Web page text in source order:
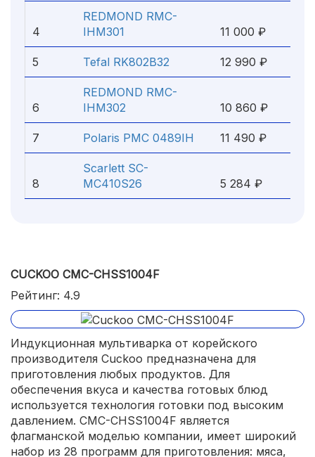
4
REDMOND RMC-
IHM301
11 000 ₽
5 Tefal RK802B32 12 990 ₽
6
REDMOND RMC-
IHM302
10 860 ₽
7 Polaris PMC 0489IH 11 490 ₽
8
Scarlett SC-
MC410S26
5 284 ₽
CUCKOO CMC-CHSS1004F
Рейтинг: 4.9
Индукционная мультиварка от корейского
производителя Cuckoo предназначена для
приготовления любых продуктов. Для
обеспечения вкуса и качества готовых блюд
используется технология готовки под высоким
давлением. CMC-CHSS1004F является
флагманской моделью компании, имеет широкий
набор из 28 программ для приготовления: мяса,